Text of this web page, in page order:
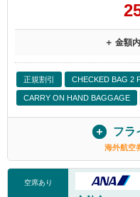
＋ 金額
正規割引 CHECKED BAG 2
CARRY ON HAND BAGGAGE
フラ
海外航空
空席あり